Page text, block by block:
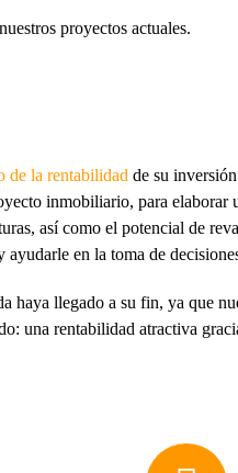
proyectos actuales.
de la rentabilidad de su
inmobiliario, para
así como el potencial de
ayudarle en la toma de
haya llegado a su fin, ya que
rentabilidad atractiva